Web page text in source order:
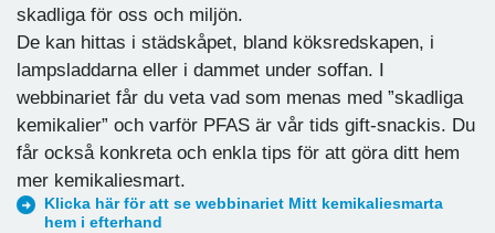
skadliga för oss och miljön.
De kan hittas i städskåpet, bland köksredskapen, i
lampsladdarna eller i dammet under soffan. I
webbinariet får du veta vad som menas med ”skadliga
kemikalier” och varför PFAS är vår tids gift-snackis. Du
får också konkreta och enkla tips för att göra ditt hem
mer kemikaliesmart.
Klicka här för att se webbinariet Mitt kemikaliesmarta
hem i efterhand